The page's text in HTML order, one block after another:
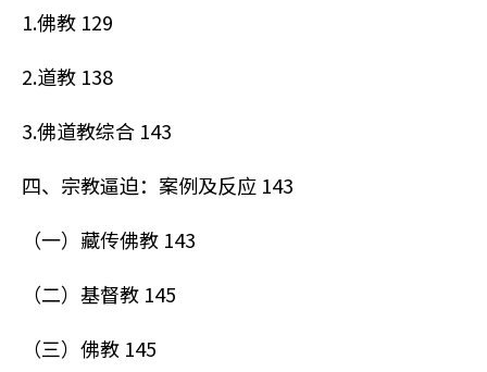
1.佛教 129
2.道教 138
3.佛道教综合 143
四、宗教逼迫：案例及反应 143
（一）藏传佛教 143
（二）基督教 145
（三）佛教 145